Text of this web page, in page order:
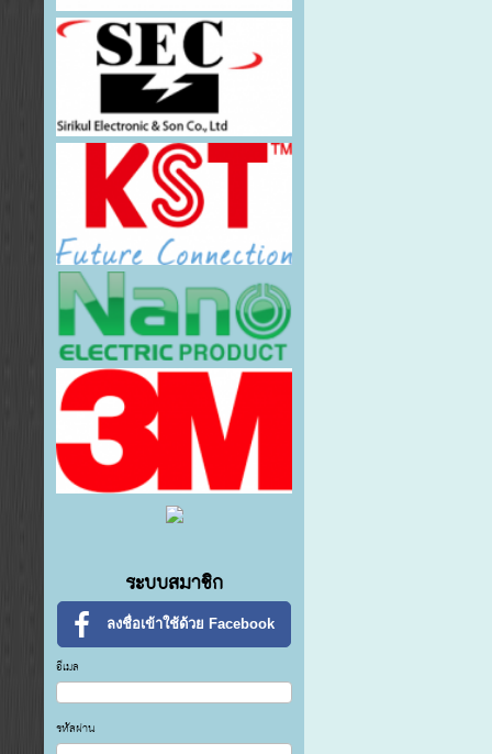
ระบบสมาชิก
ลงชื่อเข้าใช้ด้วย Facebook
อีเมล
รหัสผ่าน